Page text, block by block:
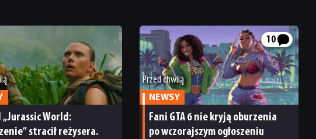
„Jurassic World:
stracił reżysera.
10
Przed chwilą
NEWSY
Fani GTA 6 nie kryją oburzenia
po wczorajszym ogłoszeniu